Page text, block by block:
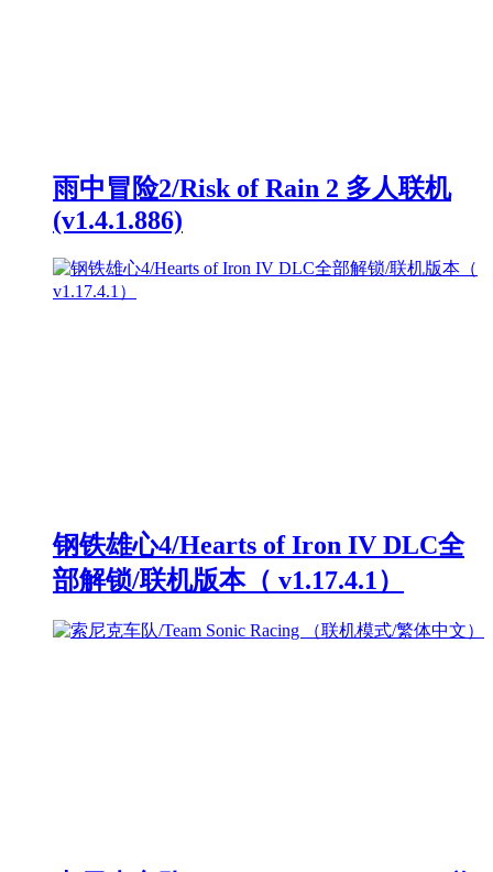
雨中冒险2/Risk of Rain 2 多人联机
(v1.4.1.886)
钢铁雄心4/Hearts of Iron IV DLC全
部解锁/联机版本（ v1.17.4.1）